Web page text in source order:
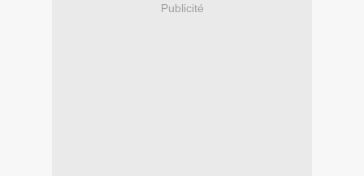
Publicité